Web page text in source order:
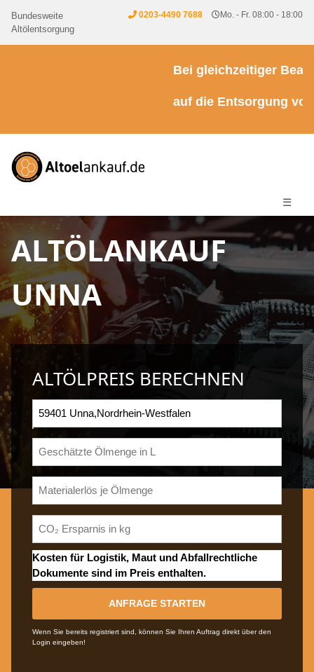
Bundesweite
Altölentsorgung
0203-4490 7688 Mo. - Fr. 08:00 - 18:00
Bei gleichzeitiger
auf die Entsorgung von
☰
ALTÖLANKAUF
UNNA
ALTÖLPREIS BERECHNEN
Kosten für Logistik, Maut und Abfallrechtliche
Dokumente sind im Preis enthalten.
ANFRAGE STARTEN
Wenn Sie bereits registriert sind, können Sie Ihren Auftrag direkt über den
Login eingeben!